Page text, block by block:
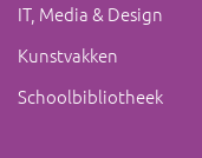
IT, Media & Design
Kunstvakken
Schoolbibliotheek